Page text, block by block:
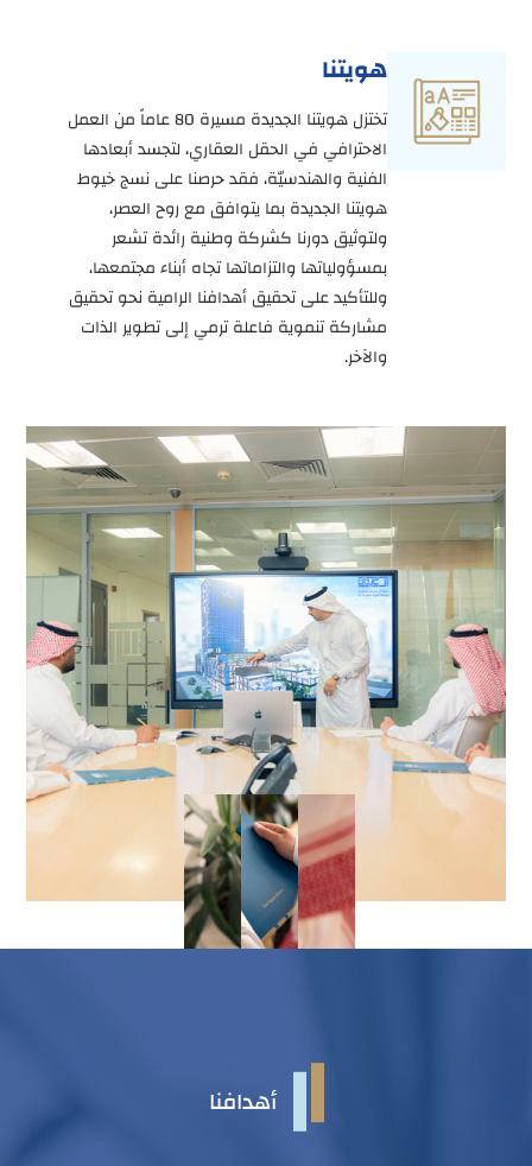
هويتنا
تختزل هويتنا الجديدة مسيرة 80 عاماً من العمل
الاحترافي في الحقل العقاري، لتجسد أبعادها
الفنية والهندسيّة، فقد حرصنا على نسج خيوط
هويتنا الجديدة بما يتوافق مع روح العصر،
ولتوثيق دورنا كشركة وطنية رائدة تشعر
بمسؤولياتها والتزاماتها تجاه أبناء مجتمعها،
وللتأكيد على تحقيق أهدافنا الرامية نحو تحقيق
مشاركة تنموية فاعلة ترمي إلى تطوير الذات
والآخر.
أهدافنا